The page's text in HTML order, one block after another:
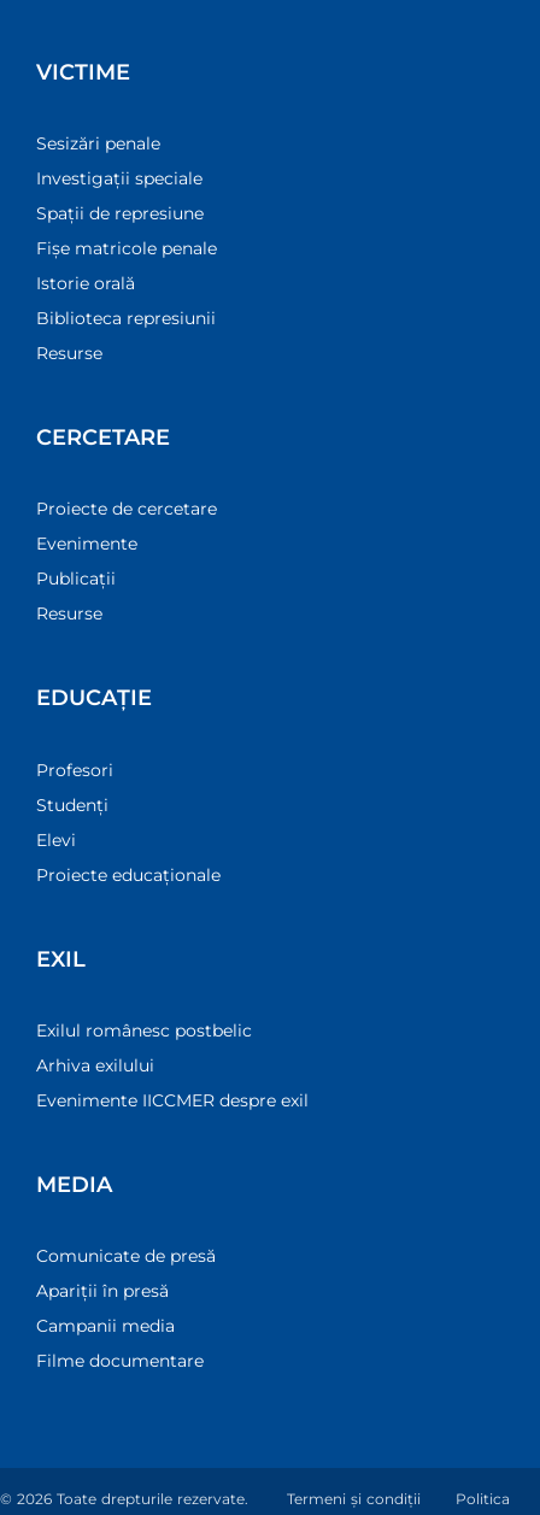
VICTIME
Sesizări penale
Investigații speciale
Spații de represiune
Fișe matricole penale
Istorie orală
Biblioteca represiunii
Resurse
CERCETARE
Proiecte de cercetare
Evenimente
Publicații
Resurse
EDUCAȚIE
Profesori
Studenți
Elevi
Proiecte educaționale
EXIL
Exilul românesc postbelic
Arhiva exilului
Evenimente IICCMER despre exil
MEDIA
Comunicate de presă
Apariții în presă
Campanii media
Filme documentare
© 2026 Toate drepturile rezervate.Termeni și condiții Politica